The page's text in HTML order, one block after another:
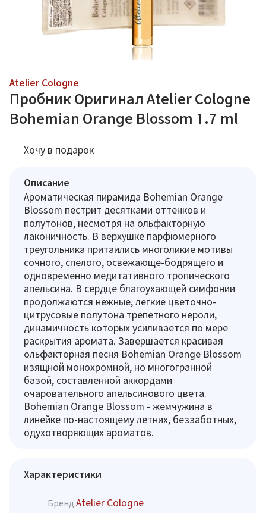
Atelier Cologne
Пробник Оригинал Atelier Cologne
Bohemian Orange Blossom 1.7 ml
Хочу в подарок
Описание
Ароматическая пирамида Bohemian Orange
Blossom пестрит десятками оттенков и
полутонов, несмотря на ольфакторную
лаконичность. В верхушке парфюмерного
треугольника притаились многоликие мотивы
сочного, спелого, освежающе-бодрящего и
одновременно медитативного тропического
апельсина. В сердце благоухающей симфонии
продолжаются нежные, легкие цветочно-
цитрусовые полутона трепетного нероли,
динамичность которых усиливается по мере
раскрытия аромата. Завершается красивая
ольфакторная песня Bohemian Orange Blossom
изящной монохромной, но многогранной
базой, составленной аккордами
очаровательного апельсинового цвета.
Bohemian Orange Blossom - жемчужина в
линейке по-настоящему летних, беззаботных,
одухотворяющих ароматов.
Характеристики
Бренд:Atelier Cologne